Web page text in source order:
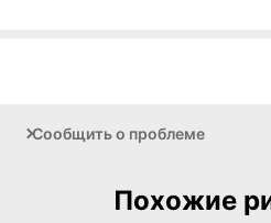
Сообщить о проблеме
Похожие